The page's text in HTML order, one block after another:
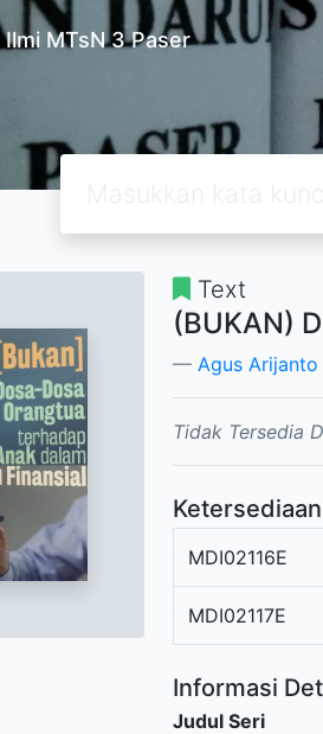
MTsN 3 Paser
Text
(BUKAN)
Agus Arijanto
Tidak Tersedia
Ketersediaan
MDI02116E
MDI02117E
Informasi
Judul Seri